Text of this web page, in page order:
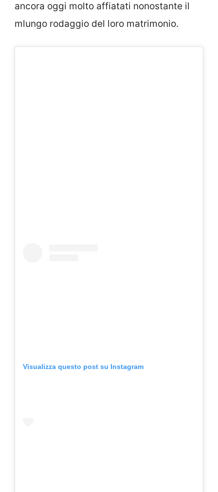
ancora oggi molto affiatati nonostante il
mlungo rodaggio del loro matrimonio.
Visualizza questo post su Instagram